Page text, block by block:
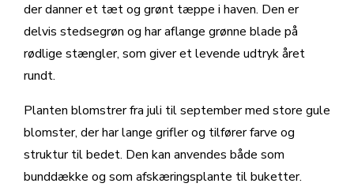
der danner et tæt og grønt tæppe i haven. Den er
delvis stedsegrøn og har aflange grønne blade på
rødlige stængler, som giver et levende udtryk året
rundt.
Planten blomstrer fra juli til september med store gule
blomster, der har lange grifler og tilfører farve og
struktur til bedet. Den kan anvendes både som
bunddække og som afskæringsplante til buketter.